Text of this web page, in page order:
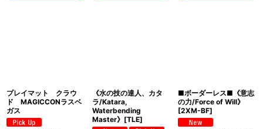
プレイマット クラウ
ド MAGICCONラスベ
ガス
《水の技の達人、カタ
ラ/Katara,
Waterbending
Master》[TLE]
■ボーダーレス■《意志
の力/Force of Will》
[2XM-BF]